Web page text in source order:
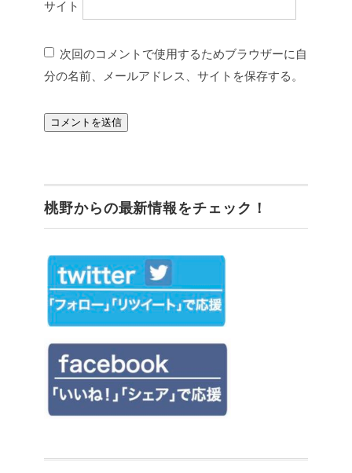
サイト
次回のコメントで使用するためブラウザーに自
分の名前、メールアドレス、サイトを保存する。
桃野からの最新情報をチェック！